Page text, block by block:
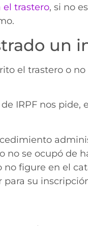
el trastero, si no
un
el trastero o
IRPF nos
se ocupó de
figure en el
su